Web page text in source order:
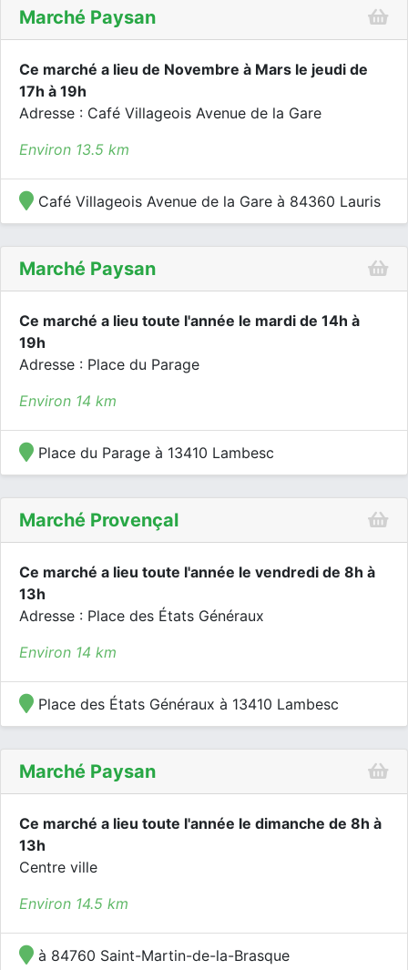
Marché Paysan
Ce marché a lieu de Novembre à Mars le jeudi de
17h à 19h
Adresse : Café Villageois Avenue de la Gare
Environ 13.5 km
Café Villageois Avenue de la Gare à 84360 Lauris
Marché Paysan
Ce marché a lieu toute l'année le mardi de 14h à
19h
Adresse : Place du Parage
Environ 14 km
Place du Parage à 13410 Lambesc
Marché Provençal
Ce marché a lieu toute l'année le vendredi de 8h à
13h
Adresse : Place des États Généraux
Environ 14 km
Place des États Généraux à 13410 Lambesc
Marché Paysan
Ce marché a lieu toute l'année le dimanche de 8h à
13h
Centre ville
Environ 14.5 km
à 84760 Saint-Martin-de-la-Brasque